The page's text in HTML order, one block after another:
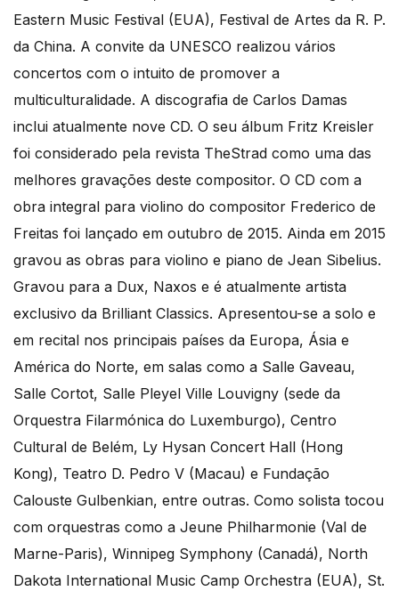
Eastern Music Festival (EUA), Festival de Artes da R. P.
da China. A convite da UNESCO realizou vários
concertos com o intuito de promover a
multiculturalidade. A discografia de Carlos Damas
inclui atualmente nove CD. O seu álbum Fritz Kreisler
foi considerado pela revista TheStrad como uma das
melhores gravações deste compositor. O CD com a
obra integral para violino do compositor Frederico de
Freitas foi lançado em outubro de 2015. Ainda em 2015
gravou as obras para violino e piano de Jean Sibelius.
Gravou para a Dux, Naxos e é atualmente artista
exclusivo da Brilliant Classics. Apresentou-se a solo e
em recital nos principais países da Europa, Ásia e
América do Norte, em salas como a Salle Gaveau,
Salle Cortot, Salle Pleyel Ville Louvigny (sede da
Orquestra Filarmónica do Luxemburgo), Centro
Cultural de Belém, Ly Hysan Concert Hall (Hong
Kong), Teatro D. Pedro V (Macau) e Fundação
Calouste Gulbenkian, entre outras. Como solista tocou
com orquestras como a Jeune Philharmonie (Val de
Marne-Paris), Winnipeg Symphony (Canadá), North
Dakota International Music Camp Orchestra (EUA), St.